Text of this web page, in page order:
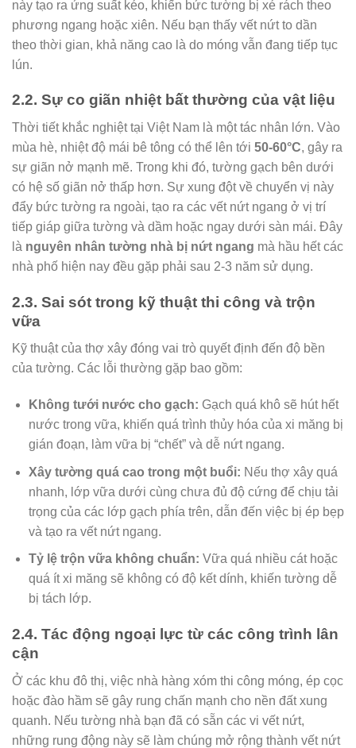
này tạo ra ứng suất kéo, khiến bức tường bị xé rách theo
phương ngang hoặc xiên. Nếu bạn thấy vết nứt to dần
theo thời gian, khả năng cao là do móng vẫn đang tiếp tục
lún.
2.2. Sự co giãn nhiệt bất thường của vật liệu
Thời tiết khắc nghiệt tại Việt Nam là một tác nhân lớn. Vào
mùa hè, nhiệt độ mái bê tông có thể lên tới 50-60°C, gây ra
sự giãn nở mạnh mẽ. Trong khi đó, tường gạch bên dưới
có hệ số giãn nở thấp hơn. Sự xung đột về chuyển vị này
đẩy bức tường ra ngoài, tạo ra các vết nứt ngang ở vị trí
tiếp giáp giữa tường và dầm hoặc ngay dưới sàn mái. Đây
là nguyên nhân tường nhà bị nứt ngang mà hầu hết các
nhà phố hiện nay đều gặp phải sau 2-3 năm sử dụng.
2.3. Sai sót trong kỹ thuật thi công và trộn
vữa
Kỹ thuật của thợ xây đóng vai trò quyết định đến độ bền
của tường. Các lỗi thường gặp bao gồm:
Không tưới nước cho gạch: Gạch quá khô sẽ hút hết
nước trong vữa, khiến quá trình thủy hóa của xi măng bị
gián đoạn, làm vữa bị “chết” và dễ nứt ngang.
Xây tường quá cao trong một buổi: Nếu thợ xây quá
nhanh, lớp vữa dưới cùng chưa đủ độ cứng để chịu tải
trọng của các lớp gạch phía trên, dẫn đến việc bị ép bẹp
và tạo ra vết nứt ngang.
Tỷ lệ trộn vữa không chuẩn: Vữa quá nhiều cát hoặc
quá ít xi măng sẽ không có độ kết dính, khiến tường dễ
bị tách lớp.
2.4. Tác động ngoại lực từ các công trình lân
cận
Ở các khu đô thị, việc nhà hàng xóm thi công móng, ép cọc
hoặc đào hầm sẽ gây rung chấn mạnh cho nền đất xung
quanh. Nếu tường nhà bạn đã có sẵn các vi vết nứt,
những rung động này sẽ làm chúng mở rộng thành vết nứt